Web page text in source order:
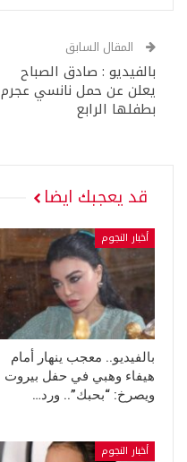
المقال السابق
بالفيديو : صادق الصباح
يعلن عن حمل نانسي عجرم
بطفلها الرابع
قد يعجبك ايضا
أخبار النجوم
بالفيديو.. معجب ينهار أمام
هيفاء وهبي في حفل بيروت
ويصرخ: “بحبك”.. ورد…
أخبار النجوم